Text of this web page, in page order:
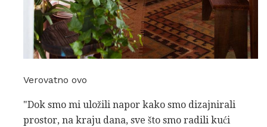
Verovatno ovo
"Dok smo mi uložili napor kako smo dizajnirali
prostor, na kraju dana, sve što smo radili kući